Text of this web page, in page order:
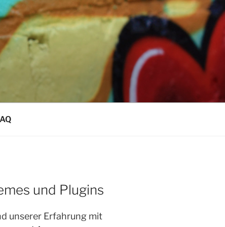
und Plugins
unserer Erfahrung mit